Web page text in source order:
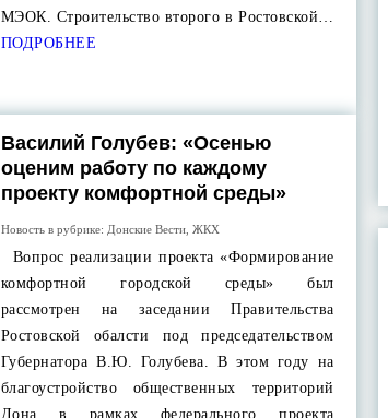
МЭОК. Строительство второго в Ростовской…
ПОДРОБНЕЕ
Василий Голубев: «Осенью
оценим работу по каждому
проекту комфортной среды»
Новость в рубрике: Донские Вести, ЖКХ
Вопрос реализации проекта «Формирование
комфортной городской среды» был
рассмотрен на заседании Правительства
Ростовской обалсти под председательством
Губернатора В.Ю. Голубева. В этом году на
благоустройство общественных территорий
Дона в рамках федерального проекта